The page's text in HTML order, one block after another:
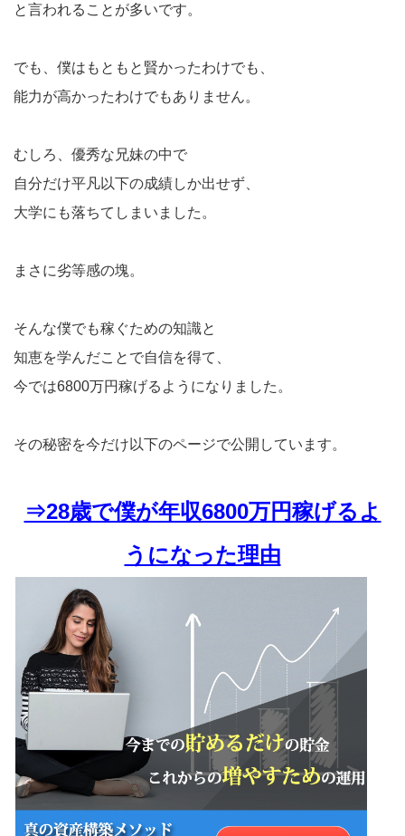
と言われることが多いです。
でも、僕はもともと賢かったわけでも、
能力が高かったわけでもありません。
むしろ、優秀な兄妹の中で
自分だけ平凡以下の成績しか出せず、
大学にも落ちてしまいました。
まさに劣等感の塊。
そんな僕でも稼ぐための知識と
知恵を学んだことで自信を得て、
今では6800万円稼げるようになりました。
その秘密を今だけ以下のページで公開しています。
⇒28歳で僕が年収6800万円稼げるよ
うになった理由